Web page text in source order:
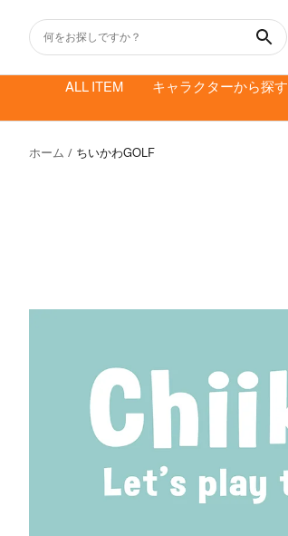
ン
へ
ALL ITEM キャラクターから探す
ホーム ちいかわGOLF